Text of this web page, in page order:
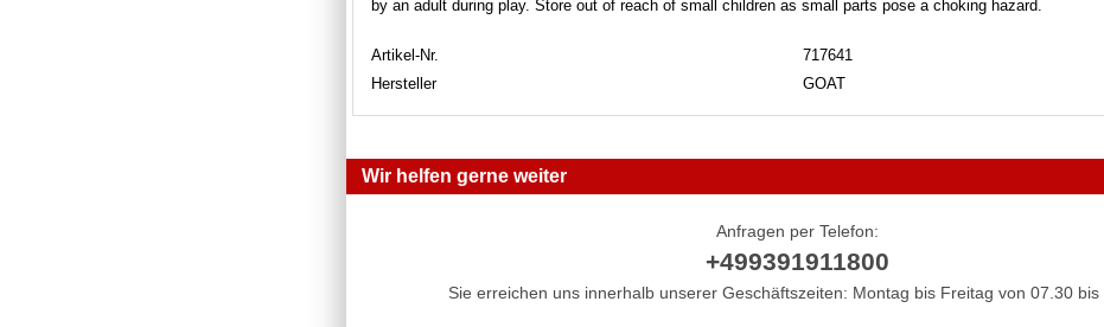
by an adult during play. Store out of reach of small children as small parts pose a choking hazard.
Artikel-Nr.
717641
Hersteller
GOAT
Wir helfen gerne weiter
Anfragen per Telefon:
+499391911800
Sie erreichen uns innerhalb unserer Geschäftszeiten: Montag bis Freitag von 07.30 bis